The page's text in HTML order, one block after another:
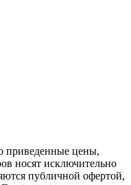
приведенные цены,
носят исключительно
публичной офертой,